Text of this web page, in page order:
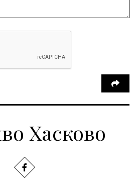
Хасково